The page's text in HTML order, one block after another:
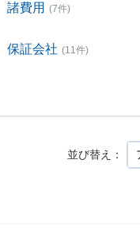
諸費用 (7件)
保証会社 (11件)
並び替え：